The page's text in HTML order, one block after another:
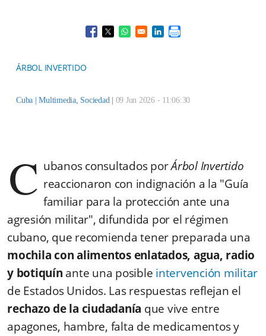
Opens in a new window
Opens in a new window
Opens in a new window
Opens in a new window
ÁRBOL INVERTIDO
Cuba |Multimedia, Sociedad 09 Jun 2026 - 11:06:30
C ubanos consultados porÁrbol Invertido
reaccionaron con indignación a la "Guía
familiar para la protección ante una
agresión militar", difundida por el régimen
cubano, que recomienda tener preparada una
mochila con alimentos enlatados, agua, radio
y botiquín ante una posible intervención militar
de Estados Unidos. Las respuestas reflejan el
rechazo de la ciudadanía que vive entre
apagones, hambre, falta de medicamentos y